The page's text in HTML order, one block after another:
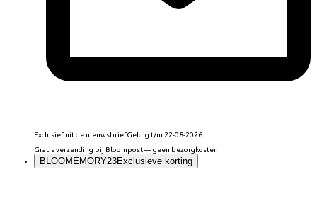
Exclusief uit de nieuwsbriefGeldig t/m 22-08-2026
Gratis verzending bij Bloompost — geen bezorgkosten
BLOOMEMORY23Exclusieve korting